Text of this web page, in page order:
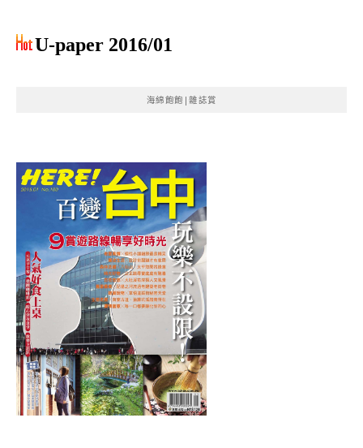
U-paper 2016/01
海綿飽飽|雜誌賞